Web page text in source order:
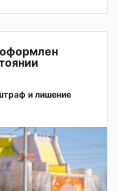
оформлен
и лишение